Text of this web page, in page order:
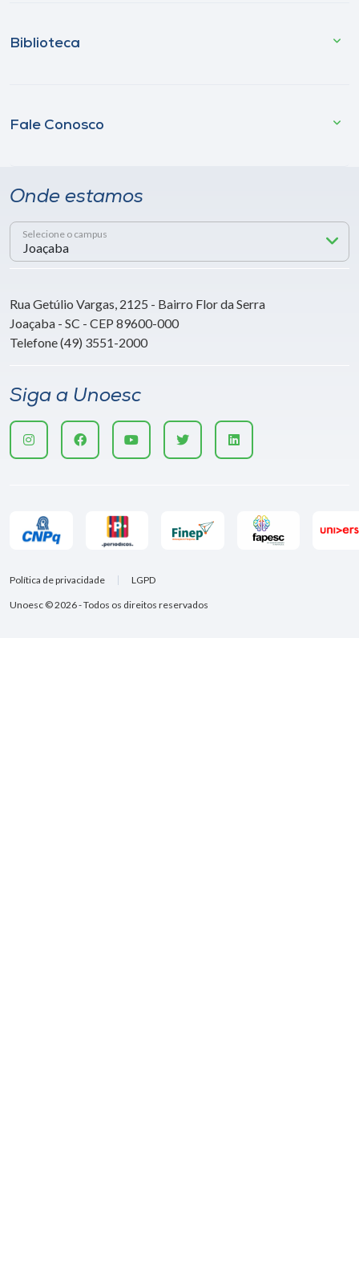
Biblioteca
Fale Conosco
Onde estamos
Selecione o campus
Rua Getúlio Vargas, 2125 - Bairro Flor da Serra
Joaçaba - SC - CEP 89600-000
Telefone (49) 3551-2000
Siga a Unoesc
Unoesc © 2026 - Todos os direitos reservados
Política de privacidade LGPD